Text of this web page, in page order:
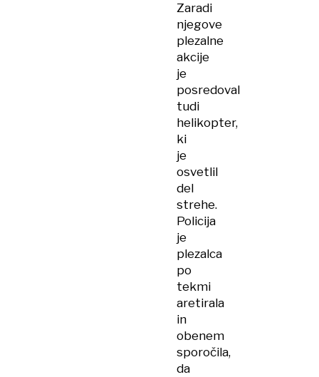
Zaradi
njegove
plezalne
akcije
je
posredoval
tudi
helikopter,
ki
je
osvetlil
del
strehe.
Policija
je
plezalca
po
tekmi
aretirala
in
obenem
sporočila,
da